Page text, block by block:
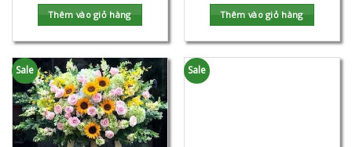
Thêm vào giỏ hàng Thêm vào giỏ hàng
Sale Sale